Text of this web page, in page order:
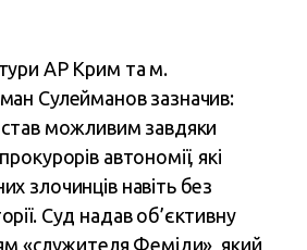
АР Крим та м.
Сулейманов зазначив:
став можливим завдяки
автономії, які
злочинців навіть без
Суд надав об’єктивну
«служителя Феміди», який